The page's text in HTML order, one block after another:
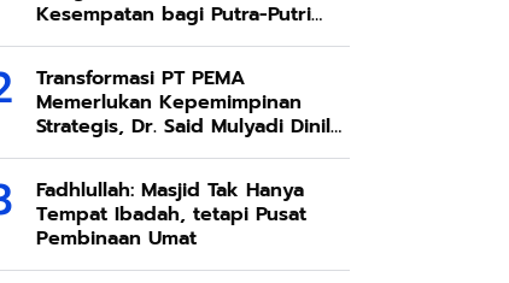
Kesempatan bagi Putra-Putri
Terbaik Aceh
Transformasi PT PEMA
Memerlukan Kepemimpinan
Strategis, Dr. Said Mulyadi Dinilai
Memenuhi Kriteria
Fadhlullah: Masjid Tak Hanya
Tempat Ibadah, tetapi Pusat
Pembinaan Umat